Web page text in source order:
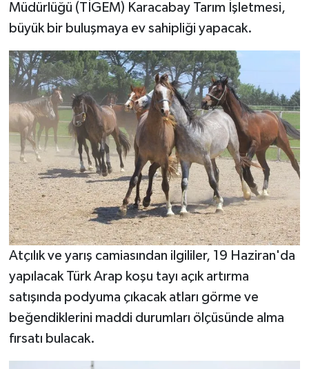
Müdürlüğü (TİGEM) Karacabay Tarım İşletmesi,
büyük bir buluşmaya ev sahipliği yapacak.
Atçılık ve yarış camiasından ilgililer, 19 Haziran'da
yapılacak Türk Arap koşu tayı açık artırma
satışında podyuma çıkacak atları görme ve
beğendiklerini maddi durumları ölçüsünde alma
fırsatı bulacak.